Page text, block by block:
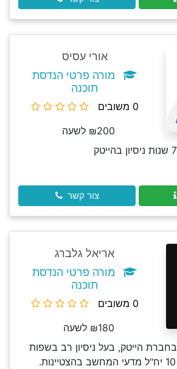
אורי עסיס
מורה פרטי הנדסת
תוכנה
0 משובים
₪200 לשעה
צור קשר
אריאל גלברג
מורה פרטי הנדסת
תוכנה
0 משובים
₪180 לשעה
מתכנת fullstack בחברת הייטק, בעל ניסיון רב בשפות